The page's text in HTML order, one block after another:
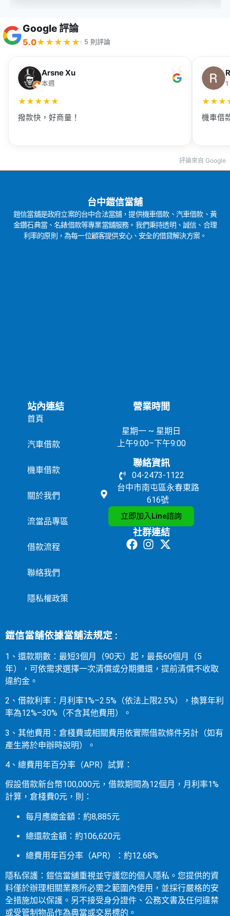
Google 評論
5.0★ ★ ★ ★ ★· 5 則評論
Arsne Xu
本週
★★★★★
撥款快，好商量！
★★★
機車借
評論來自 Google
台中鎧信當舖
鎧信當舖是政府立案的台中合法當舖，提供機車借款、汽車借款、黃
金鑽石典當、名錶借款等專業當舖服務。我們秉持透明、誠信、合理
利率的原則，為每一位顧客提供安心、安全的借貸解決方案。
站內連結
首頁
汽車借款
機車借款
關於我們
流當品專區
借款流程
聯絡我們
隱私權政策
營業時間
星期一 ~ 星期日
上午9:00–下午9:00
聯絡資訊
04-2473-1122
台中市南屯區永春東路
616號
立即加入Line諮詢
社群連結
鎧信當舖依據當舖法規定 :
1、還款期數：最短3個月（90天）起，最長60個月（5
年），可依需求選擇一次清償或分期攤還，提前清償不收取
違約金。
2、借款利率：月利率1%–2.5%（依法上限2.5%），換算年利
率為12%–30%（不含其他費用）。
3、其他費用：倉棧費或相關費用依實際借款條件另計（如有
產生將於申辦時說明）。
4、總費用年百分率（APR）試算：
假設借款新台幣100,000元，借款期間為12個月，月利率1%
計算，倉棧費0元，則：
每月應繳金額：約8,885元
總還款金額：約106,620元
總費用年百分率（APR）：約12.68%
隱私保護：鎧信當舖重視並守護您的個人隱私。您提供的資
料僅於辦理相關業務所必需之範圍內使用，並採行嚴格的安
全措施加以保護。另不接受身分證件、公務文書及任何違禁
或受管制物品作為典當或交易標的。